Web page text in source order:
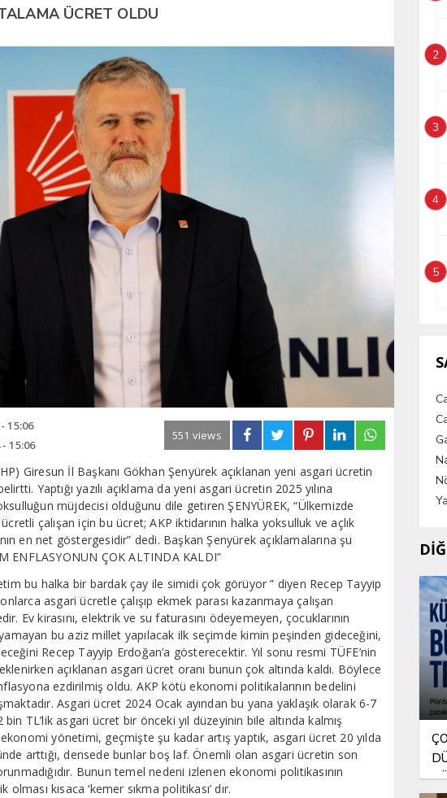
ÜCRET OLDU
15:06
15:06
551 views
Giresun İl Başkanı Gökhan Şenyürek açıklanan yeni asgari ücretin
Yaptığı yazılı açıklama da yeni asgari ücretin 2025 yılına
müjdecisi olduğunu dile getiren ŞENYÜREK, “Ülkemizde
çalışan için bu ücret; AKP iktidarının halka yoksulluk ve açlık
en net göstergesidir” dedi. Başkan Şenyürek açıklamalarına şu
ENFLASYONUN ÇOK ALTINDA KALDI”
bu halka bir bardak çay ile simidi çok görüyor ” diyen Recep Tayyip
asgari ücretle çalışıp ekmek parası kazanmaya çalışan
Ev kirasını, elektrik ve su faturasını ödeyemeyen, çocuklarının
bu aziz millet yapılacak ilk seçimde kimin peşinden gideceğini,
Recep Tayyip Erdoğan’a gösterecektir. Yıl sonu resmi TÜFE’nin
açıklanan asgari ücret oranı bunun çok altında kaldı. Böylece
ezdirilmiş oldu. AKP kötü ekonomi politikalarının bedelini
Asgari ücret 2024 Ocak ayından bu yana yaklaşık olarak 6-7
TL’lik asgari ücret bir önceki yıl düzeyinin bile altında kalmış
yönetimi, geçmişte şu kadar artış yaptık, asgari ücret 20 yılda
arttığı, densede bunlar boş laf. Önemli olan asgari ücretin son
Bunun temel nedeni izlenen ekonomi politikasının
kısaca ‘kemer sıkma politikası’ dır.
2
3
4
5